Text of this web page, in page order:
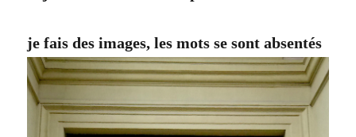
je fais des images, les mots se sont absentés